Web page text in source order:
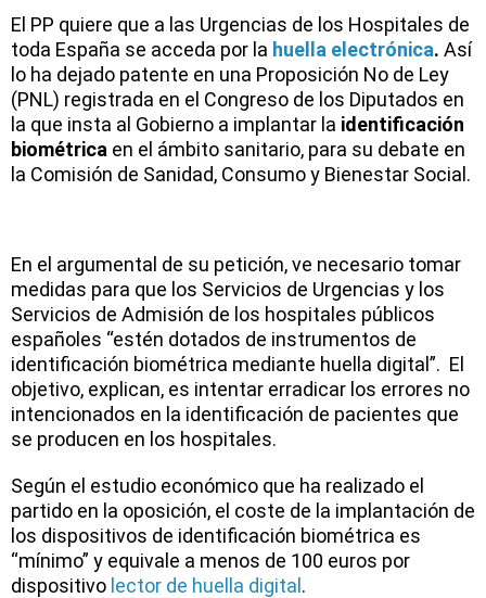
El PP quiere que a las Urgencias de los Hospitales de
toda España se acceda por la huella electrónica. Así
lo ha dejado patente en una Proposición No de Ley
(PNL) registrada en el Congreso de los Diputados en
la que insta al Gobierno a implantar la identificación
biométrica en el ámbito sanitario, para su debate en
la Comisión de Sanidad, Consumo y Bienestar Social.
En el argumental de su petición, ve necesario tomar
medidas para que los Servicios de Urgencias y los
Servicios de Admisión de los hospitales públicos
españoles “estén dotados de instrumentos de
identificación biométrica mediante huella digital”. El
objetivo, explican, es intentar erradicar los errores no
intencionados en la identificación de pacientes que
se producen en los hospitales.
Según el estudio económico que ha realizado el
partido en la oposición, el coste de la implantación de
los dispositivos de identificación biométrica es
“mínimo” y equivale a menos de 100 euros por
dispositivo lector de huella digital .